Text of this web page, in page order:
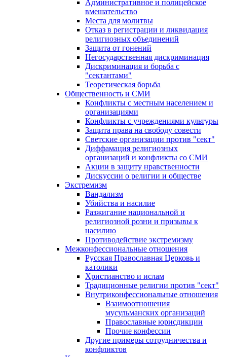
Административное и полицейское
вмешательство
Места для молитвы
Отказ в регистрации и ликвидация
религиозных объединений
Защита от гонений
Негосударственная дискриминация
Дискриминация и борьба с
"сектантами"
Теоретическая борьба
Общественность и СМИ
Конфликты с местным населением и
организациями
Конфликты с учреждениями культуры
Защита права на свободу совести
Светские организации против "сект"
Диффамация религиозных
организаций и конфликты со СМИ
Акции в защиту нравственности
Дискуссии о религии и обществе
Экстремизм
Вандализм
Убийства и насилие
Разжигание национальной и
религиозной розни и призывы к
насилию
Противодействие экстремизму
Межконфессиональные отношения
Русская Православная Церковь и
католики
Христианство и ислам
Традиционные религии против "сект"
Внутриконфессиональные отношения
Взаимоотношения
мусульманских организаций
Православные юрисдикции
Прочие конфессии
Другие примеры сотрудничества и
конфликтов